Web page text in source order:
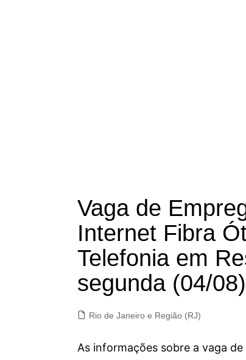
Vaga de
Internet Fibra
Telefonia em
segunda (04/08)
Rio de Janeiro e Região (RJ)
As informações sobre a vaga